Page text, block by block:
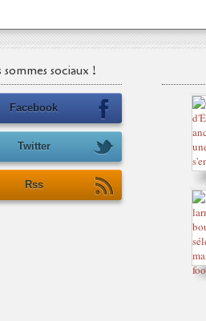
sociaux !
Facebook
Twitter
Rss